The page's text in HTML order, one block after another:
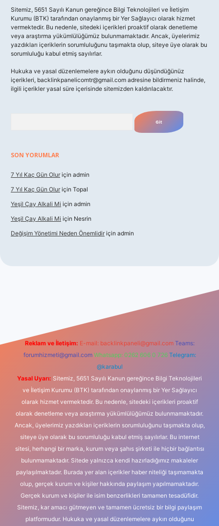
Sitemiz, 5651 Sayılı Kanun gereğince Bilgi Teknolojileri ve İletişim
Kurumu (BTK) tarafından onaylanmış bir Yer Sağlayıcı olarak hizmet
vermektedir. Bu nedenle, sitedeki içerikleri proaktif olarak denetleme
veya araştırma yükümlülüğümüz bulunmamaktadır. Ancak, üyelerimiz
yazdıkları içeriklerin sorumluluğunu taşımakta olup, siteye üye olarak bu
sorumluluğu kabul etmiş sayılırlar.
Hukuka ve yasal düzenlemelere aykırı olduğunu düşündüğünüz
içerikleri, backlinkpanelicomtr@gmail.com adresine bildirmeniz halinde,
ilgili içerikler yasal süre içerisinde sitemizden kaldırılacaktır.
SON YORUMLAR
7 Yıl Kaç Gün Olur için admin
7 Yıl Kaç Gün Olur için Topal
Yeşil Çay Alkali Mi için admin
Yeşil Çay Alkali Mi için Nesrin
Değişim Yönetimi Neden Önemlidir için admin
Reklam ve İletişim: E-mail: backlinkpaneli@gmail.com Teams:
forumhizmeti@gmail.com Whatsapp: 0262 606 0 726 Telegram:
@karabul
Yasal Uyarı: Sitemiz, 5651 Sayılı Kanun gereğince Bilgi Teknolojileri
ve İletişim Kurumu (BTK) tarafından onaylanmış bir Yer Sağlayıcı
olarak hizmet vermektedir. Bu nedenle, sitedeki içerikleri proaktif
olarak denetleme veya araştırma yükümlülüğümüz bulunmamaktadır.
Ancak, üyelerimiz yazdıkları içeriklerin sorumluluğunu taşımakta olup,
siteye üye olarak bu sorumluluğu kabul etmiş sayılırlar. Bu internet
sitesi, herhangi bir marka, kurum veya şahıs şirketi ile hiçbir bağlantısı
bulunmamaktadır. Sitede yalnızca kendi hazırladığımız makaleler
paylaşılmaktadır. Burada yer alan içerikler haber niteliği taşımamakta
olup, gerçek kurum ve kişiler hakkında paylaşım yapılmamaktadır.
Gerçek kurum ve kişiler ile isim benzerlikleri tamamen tesadüfidir.
Sitemiz, kar amacı gütmeyen ve tamamen ücretsiz bir bilgi paylaşım
platformudur. Hukuka ve yasal düzenlemelere aykırı olduğunu